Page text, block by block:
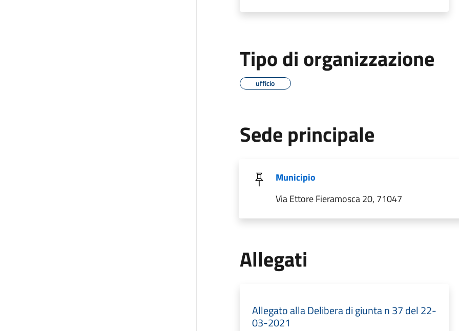
Tipo di organizzazione
ufficio
Sede principale
Municipio
Via Ettore Fieramosca 20, 71047
Allegati
Allegato alla Delibera di giunta n 37 del 22-
03-2021